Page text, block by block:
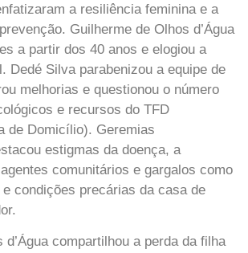
a resiliência feminina e a
Guilherme de Olhos d’Água
a partir dos 40 anos e elogiou a
Dedé Silva parabenizou a equipe de
melhorias e questionou o número
e recursos do TFD
de Domicílio). Geremias
estigmas da doença, a
comunitários e gargalos como
condições precárias da casa de
d’Água compartilhou a perda da filha